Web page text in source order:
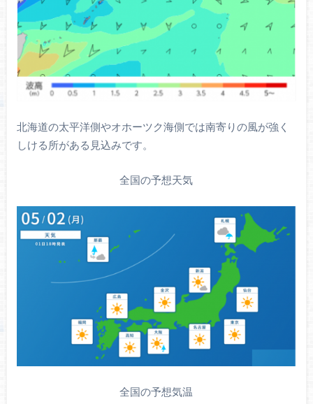
北海道の太平洋側やオホーツク海側では南寄りの風が強く
しける所がある見込みです。
全国の予想天気
全国の予想気温